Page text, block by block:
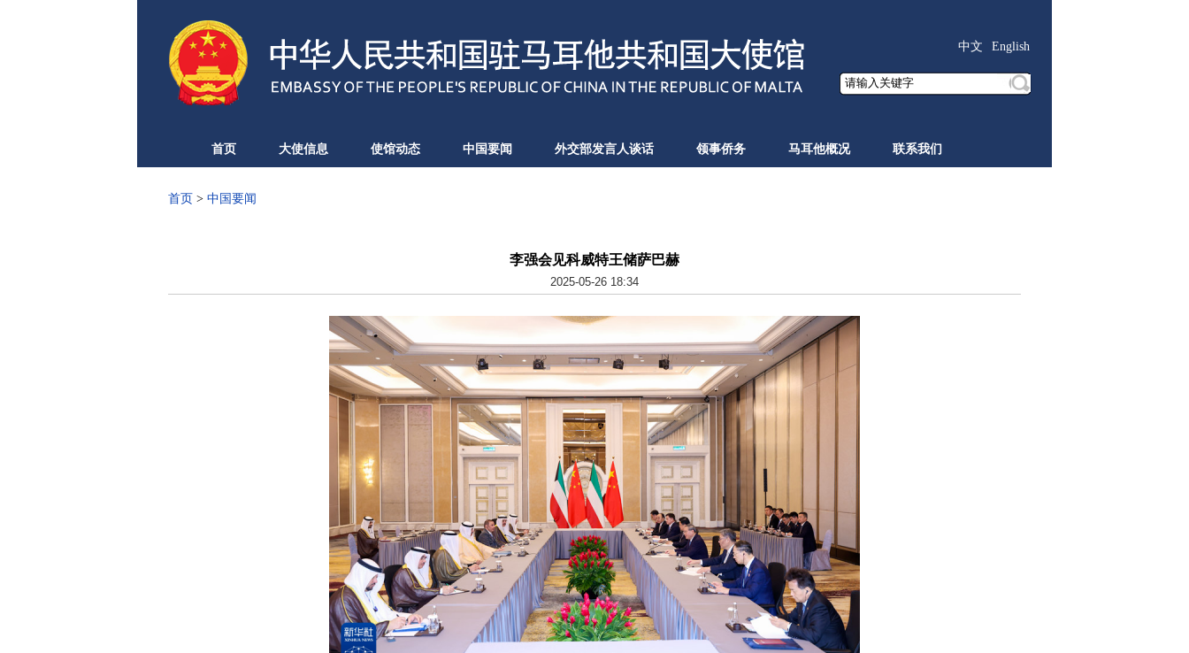
English
中文
首页 大使信息 使馆动态 中国要闻 外交部发言人谈话 领事侨务 马耳他概况 联系我们
首页 > 中国要闻
李强会见科威特王储萨巴赫
2025-05-26 18:34